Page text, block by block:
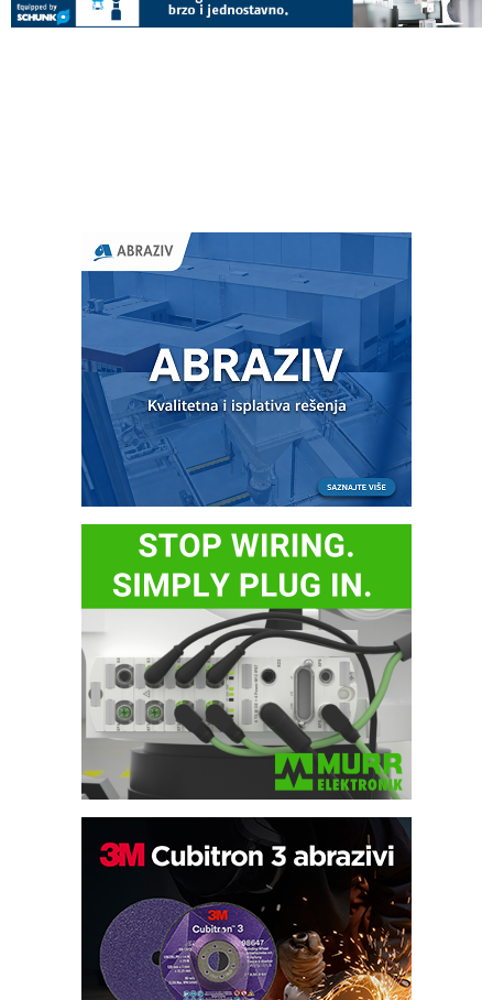
Potpuna efikasnost bez složenih
sistema
Trajna oznaka kao dugoročna korist
Bezbednost na prvom mestu!